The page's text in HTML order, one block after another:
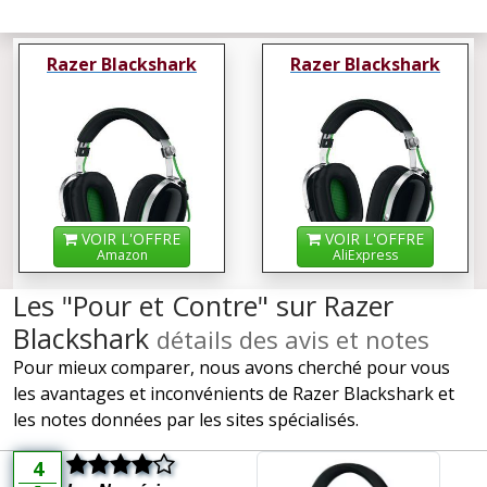
Razer Blackshark
VOIR L'OFFRE
Amazon
Razer Blackshark
VOIR L'OFFRE
AliExpress
Les "Pour et Contre" sur Razer
Blackshark détails des avis et notes
Pour mieux comparer, nous avons cherché pour vous
les avantages et inconvénients de Razer Blackshark et
les notes données par les sites spécialisés.
4